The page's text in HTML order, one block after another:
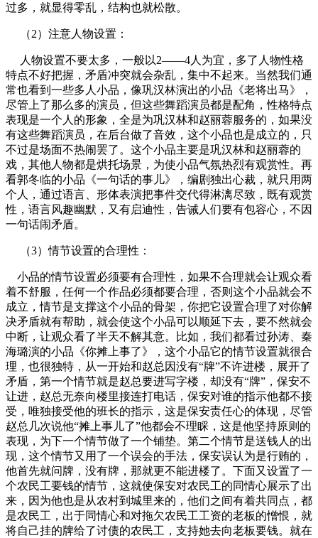
过多，就显得零乱，结构也就松散。
（2）注意人物设置：
人物设置不要太多，一般以2——4人为宜，多了人物性格
特点不好把握，矛盾冲突就会杂乱，集中不起来。当然我们通
常也看到一些多人小品，像巩汉林演出的小品《老将出马》，
尽管上了那么多的演员，但这些舞蹈演员都是配角，性格特点
表现是一个人的形象，全是为巩汉林和赵丽蓉服务的，如果没
有这些舞蹈演员，在后台做了音效，这个小品也是成立的，只
不过是场面不热闹罢了。这个小品主要是巩汉林和赵丽蓉的
戏，其他人物都是烘托场景，为使小品气氛热烈有观赏性。再
看郭冬临的小品《一句话的事儿》，编剧独出心裁，就只用两
个人，通过语言、形体表演把事件交代得淋漓尽致，既有观赏
性，语言风趣幽默，又有启迪性，告诫人们要有包容心，不因
一句话闹矛盾。
（3）情节设置的合理性：
小品的情节设置必须要有合理性，如果不合理就会让观众看
着不舒服，任何一个作品必须都要合理，否则这个小品就会不
成立，情节是支撑这个小品的骨架，你把它设置合理了对你解
决矛盾就有帮助，就会使这个小品可以顺延下去，要不然就会
中断，让观众看了半天不解其意。比如，我们都看过孙涛、秦
海璐演的小品《你摊上事了》，这个小品它的情节设置就很合
理，也很独特，从一开始和赵总因没有“牌”不许进楼，展开了
矛盾，第一个情节就是赵总要进写字楼，却没有“牌”，保安不
让进，赵总无奈向楼里接连打电话，保安对谁的指示他都不接
受，唯独接受他的班长的指示，这是保安责任心的体现，尽管
赵总几次说他“摊上事儿了”他都会不理睬，这是他坚持原则的
表现，为下一个情节做了一个铺垫。第二个情节是送钱人的出
现，这个情节又用了一个误会的手法，保安误认为是行贿的，
他首先就问牌，没有牌，那就更不能进楼了。下面又设置了一
个农民工要钱的情节，这就使保安对农民工的同情心展示了出
来，因为他也是从农村到城里来的，他们之间有着共同点，都
是农民工，出于同情心和对拖欠农民工工资的老板的憎恨，就
将自己挂的牌给了讨债的农民工，支持她去向老板要钱。就在